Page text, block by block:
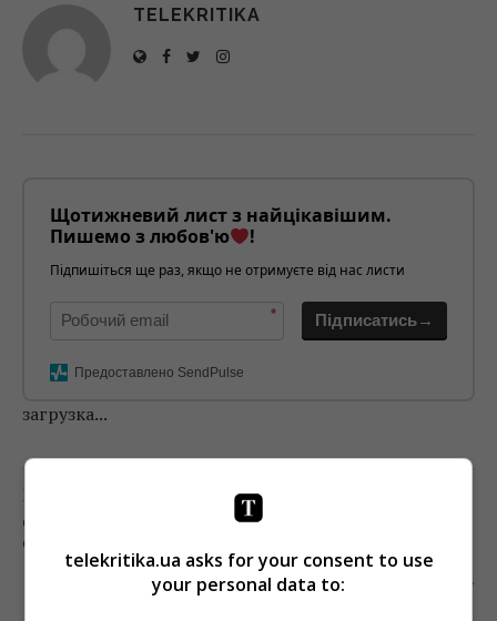
TELEKRITIKA
Щотижневий лист з найцікавішим.
Пишемо з любов'ю
!
Підпишіться ще раз, якщо не отримуєте від нас листи
* Підписатись→
Предоставлено SendPulse
загрузка...
Предыдущий пост
СБУ ОТКРЫЛА УГОЛОВНОЕ ПРОИЗВОДСТВО В
ОТНОШЕНИИ ШАРИЯ
Следующий пост
telekritika.ua asks for your consent to use
your personal data to: